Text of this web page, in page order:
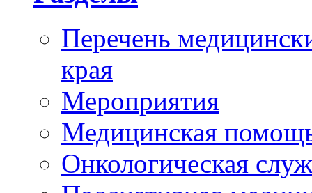
Перечень
края
Мероприятия
Медицинская
Онкологическая